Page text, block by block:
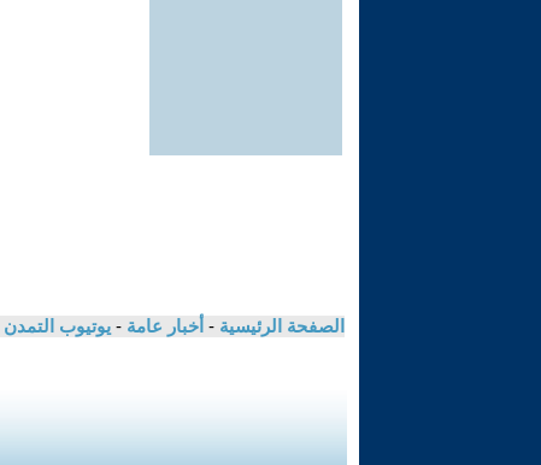
الصفحة الرئيسية - أخبار عامة - يوتيوب التمدن